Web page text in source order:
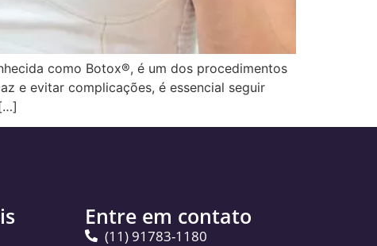
como Botox®, é um dos procedimentos
e evitar complicações, é essencial seguir
Entre em contato
(11) 91783-1180